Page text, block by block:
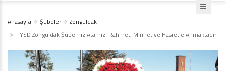
Anasayfa Şubeler
Zonguldak
TYSD Zonguldak Şubemiz Atamızı Rahmet, Minnet ve Hasretle Anmaktadır